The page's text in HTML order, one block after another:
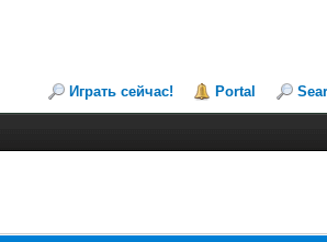
Играть сейчас! Portal